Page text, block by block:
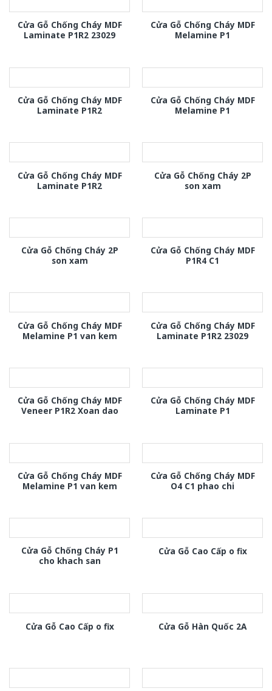
Cửa Gỗ Chống Cháy MDF
Laminate P1R2 23029
Cửa Gỗ Chống Cháy MDF
Melamine P1
Cửa Gỗ Chống Cháy MDF
Laminate P1R2
Cửa Gỗ Chống Cháy MDF
Melamine P1
Cửa Gỗ Chống Cháy MDF
Laminate P1R2
Cửa Gỗ Chống Cháy 2P
son xam
Cửa Gỗ Chống Cháy 2P
son xam
Cửa Gỗ Chống Cháy MDF
P1R4 C1
Cửa Gỗ Chống Cháy MDF
Melamine P1 van kem
Cửa Gỗ Chống Cháy MDF
Laminate P1R2 23029
Cửa Gỗ Chống Cháy MDF
Veneer P1R2 Xoan dao
Cửa Gỗ Chống Cháy MDF
Laminate P1
Cửa Gỗ Chống Cháy MDF
Melamine P1 van kem
Cửa Gỗ Chống Cháy MDF
O4 C1 phao chi
Cửa Gỗ Chống Cháy P1
cho khach san
Cửa Gỗ Cao Cấp o fix
Cửa Gỗ Cao Cấp o fix Cửa Gỗ Hàn Quốc 2A